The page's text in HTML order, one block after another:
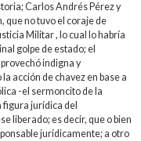
Carlos Andrés Pérez y
que no tuvo el coraje de
Militar , lo cual lo habría
golpe de estado; el
indigna y
acción de chavez en base a
-el sermoncito de la
jurídica del
liberado; es decir, que o bien
jurídicamente; a otro